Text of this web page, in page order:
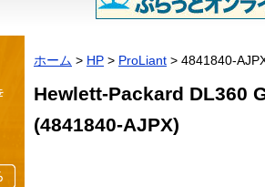
ホーム > HP > ProLiant > 4841840-
Hewlett-Packard DL360
(4841840-AJPX)